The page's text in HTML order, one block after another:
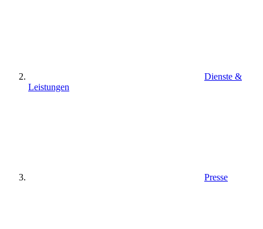
Dienste &
Leistungen
Presse